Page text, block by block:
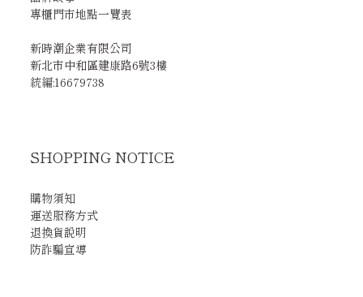
專櫃門市地點一覽表
新時潮企業有限公司
新北市中和區建康路6號3樓
統編:16679738
SHOPPING NOTICE
購物須知
運送服務方式
退換貨說明
防詐騙宣導